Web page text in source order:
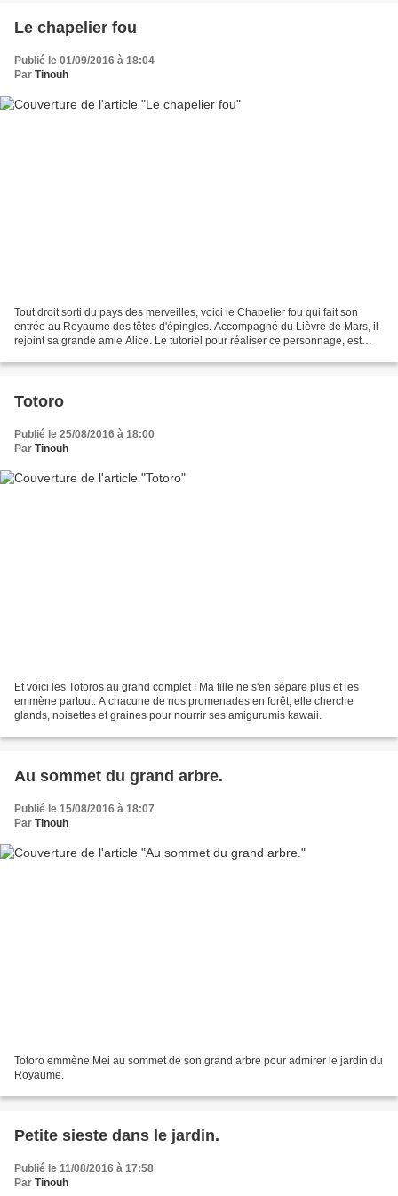
Le chapelier fou
Publié le 01/09/2016 à 18:04
Par Tinouh
Tout droit sorti du pays des merveilles, voici le Chapelier fou qui fait son
entrée au Royaume des têtes d'épingles. Accompagné du Lièvre de Mars, il
rejoint sa grande amie Alice. Le tutoriel pour réaliser ce personnage, est
Totoro
Publié le 25/08/2016 à 18:00
Par Tinouh
Et voici les Totoros au grand complet ! Ma fille ne s'en sépare plus et les
emmène partout. A chacune de nos promenades en forêt, elle cherche
glands, noisettes et graines pour nourrir ses amigurumis kawaii.
Au sommet du grand arbre.
Publié le 15/08/2016 à 18:07
Par Tinouh
Totoro emmène Mei au sommet de son grand arbre pour admirer le jardin du
Royaume.
Petite sieste dans le jardin.
Publié le 11/08/2016 à 17:58
Par Tinouh